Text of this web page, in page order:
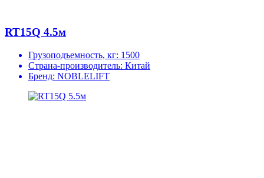
RT15Q 4.5м
Грузоподъемность, кг: 1500
Страна-производитель: Китай
Бренд: NOBLELIFT